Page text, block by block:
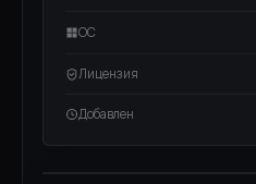
ОС
Лицензия
Добавлен